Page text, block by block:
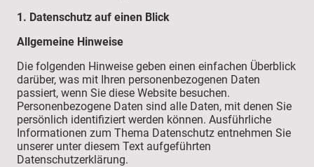
1. Datenschutz auf einen Blick
Allgemeine Hinweise
Die folgenden Hinweise geben einen einfachen Überblick
darüber, was mit Ihren personenbezogenen Daten
passiert, wenn Sie diese Website besuchen.
Personenbezogene Daten sind alle Daten, mit denen Sie
persönlich identifiziert werden können. Ausführliche
Informationen zum Thema Datenschutz entnehmen Sie
unserer unter diesem Text aufgeführten
Datenschutzerklärung.